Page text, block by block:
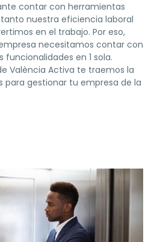
contar con herramientas
nuestra eficiencia laboral
en el trabajo. Por eso,
necesitamos contar con
en 1 sola.
València Activa te traemos la
para gestionar tu empresa de la